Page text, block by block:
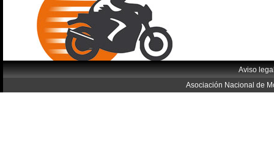
Aviso
Asociación Nacional de